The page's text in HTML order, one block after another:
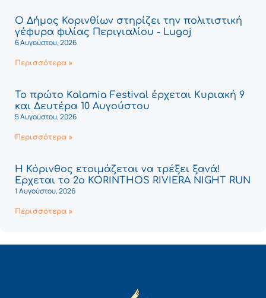
Ο Δήμος Κορινθίων στηρίζει την πολιτιστική
γέφυρα φιλίας Περιγιαλίου - Lugoj
6 Αυγούστου, 2026
Περισσότερα »
Το πρώτο Kalamia Festival έρχεται Κυριακή 9
και Δευτέρα 10 Αυγούστου
5 Αυγούστου, 2026
Περισσότερα »
Η Κόρινθος ετοιμάζεται να τρέξει ξανά!
Έρχεται το 2ο KORINTHOS RIVIERA NIGHT RUN
1 Αυγούστου, 2026
Περισσότερα »